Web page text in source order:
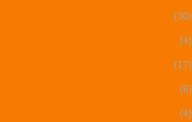
(30)
(4)
(17)
(6)
(4)